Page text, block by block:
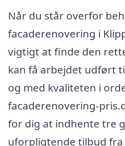
Når du står overfor
facaderenovering i
vigtigt at finde den
kan få arbejdet udført
og med kvaliteten i
facaderenovering-
for dig at indhente tre
uforpligtende tilbud